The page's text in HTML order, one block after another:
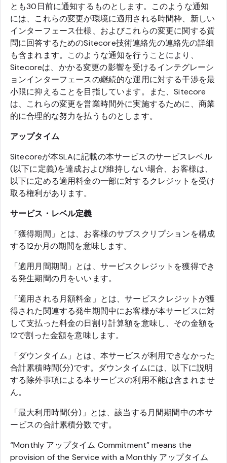
とも30日前に通知するものとします。このような通知
には、これらの変更が環境に適用される時間枠、新しい
インターフェース仕様、およびこれらの変更に関する質
問に回答するためのSitecore技術連絡先の連絡先の詳細
も含まれます。このような通知を行うことにより、
Sitecoreは、かかる変更の影響を受けるインテグレーシ
ョンインターフェースの継続的な運用に対する干渉を最
小限に抑えることを目指しています。また、Sitecore
は、これらの変更を営業時間外に実施するために、商業
的に合理的な努力を払うものとします。
アップタイム
Sitecoreが本SLAに記載の本サービスのサービスレベル
(以下に定義)を達成および維持しない場合、お客様は、
以下に定める適用料金の一部に対するクレジットを受け
取る権利があります。
サービス・レベル定義
「獲得期間」とは、お客様のサブスクリプションを構成
する12か月の期間を意味します。
「適用月間期間」とは、サービスクレジットを獲得でき
る発生期間の月をいいます。
「適用される月額料金」とは、サービスクレジットが獲
得された関連する発生期間中にお客様が本サービスに対
して支払った料金の日割り計算額を意味し、その金額を
12で割った金額を意味します。
「ダウンタイム」とは、本サービスが利用できなかった
合計累積時間(分)です。ダウンタイムには、以下に説明
する除外事項による本サービスの利用不能は含まれませ
ん。
「最大利用時間(分)」とは、該当する月間期間中の本サ
ービスの合計累積分数です。
“Monthly アップタイム Commitment” means the
provision of the Service with a Monthly アップタイム